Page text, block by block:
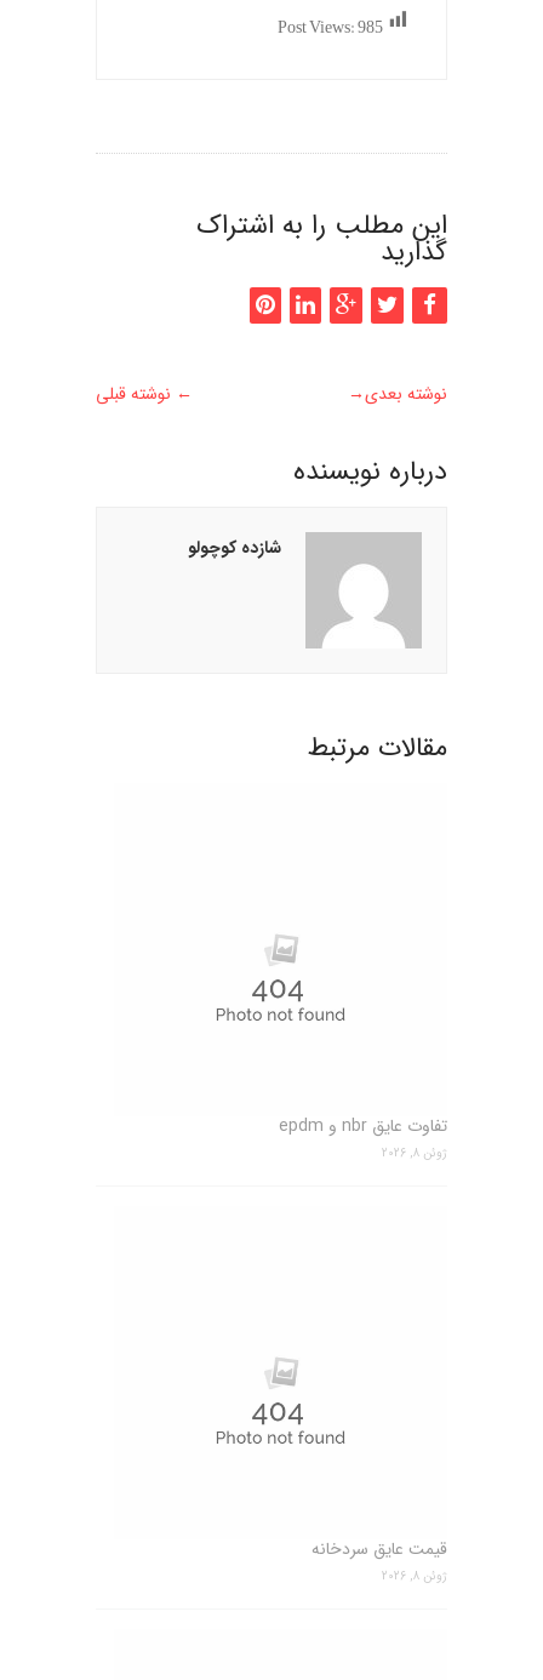
Post Views:985
این مطلب را به اشتراک
گذارید
← نوشته قبلی نوشته بعدی→
درباره نويسنده
شازده کوچولو
مقالات مرتبط
تفاوت عایق nbr و epdm
ژوئن 8, 2026
قیمت عایق سردخانه
ژوئن 8, 2026